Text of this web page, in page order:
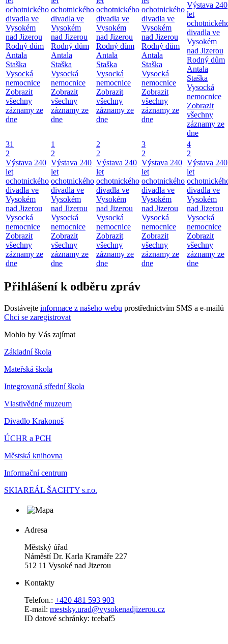
ochotnického
divadla ve
Vysokém
nad Jizerou
Rodný dům
Antala
Staška
Vysocká
nemocnice
Zobrazit
všechny
záznamy ze
dne
ochotnického
divadla ve
Vysokém
nad Jizerou
Rodný dům
Antala
Staška
Vysocká
nemocnice
Zobrazit
všechny
záznamy ze
dne
ochotnického
divadla ve
Vysokém
nad Jizerou
Rodný dům
Antala
Staška
Vysocká
nemocnice
Zobrazit
všechny
záznamy ze
dne
ochotnického
divadla ve
Vysokém
nad Jizerou
Rodný dům
Antala
Staška
Vysocká
nemocnice
Zobrazit
všechny
záznamy ze
dne
Výstava 240
let
divadla ve
Vysokém
nad Jizerou
Rodný dům
Antala
Staška
Vysocká
nemocnice
Zobrazit
všechny
záznamy ze
dne
31
2
Výstava 240
let
ochotnického
divadla ve
Vysokém
nad Jizerou
Vysocká
nemocnice
Zobrazit
všechny
záznamy ze
dne
1
2
Výstava 240
let
ochotnického
divadla ve
Vysokém
nad Jizerou
Vysocká
nemocnice
Zobrazit
všechny
záznamy ze
dne
2
2
Výstava 240
let
ochotnického
divadla ve
Vysokém
nad Jizerou
Vysocká
nemocnice
Zobrazit
všechny
záznamy ze
dne
3
2
Výstava 240
let
ochotnického
divadla ve
Vysokém
nad Jizerou
Vysocká
nemocnice
Zobrazit
všechny
záznamy ze
dne
4
2
Výstava 240
let
divadla ve
Vysokém
nad Jizerou
Vysocká
nemocnice
Zobrazit
všechny
záznamy ze
dne
Přihlášení k odběru zpráv
Dostávejte informace z našeho webu prostřednictvím SMS a e-mailů
Chci se zaregistrovat
Mohlo by Vás zajímat
Základní škola
Mateřská škola
Integrovaná střední škola
Vlastivědné muzeum
Divadlo Krakonoš
ÚCHR a PCH
Městská knihovna
Informační centrum
SKIAREÁL ŠACHTY s.r.o.
Adresa
Městský úřad
Náměstí Dr. Karla Kramáře 227
512 11 Vysoké nad Jizerou
Kontakty
Telefon.: +420 481 593 903
E-mail: mestsky.urad@vysokenadjizerou.cz
ID datové schránky: tcebaf5